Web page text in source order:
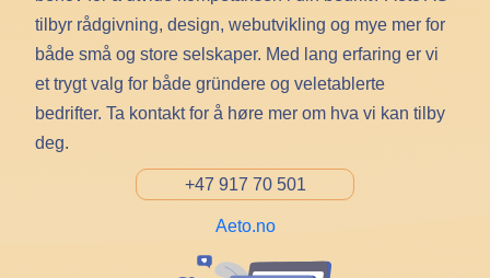
tilbyr rådgivning, design, webutvikling og mye mer for
både små og store selskaper. Med lang erfaring er vi
et trygt valg for både gründere og veletablerte
bedrifter. Ta kontakt for å høre mer om hva vi kan tilby
deg.
+47 917 70 501
Aeto.no